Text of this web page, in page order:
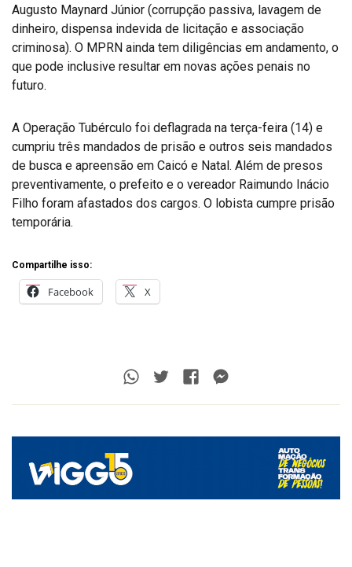
Augusto Maynard Júnior (corrupção passiva, lavagem de
dinheiro, dispensa indevida de licitação e associação
criminosa). O MPRN ainda tem diligências em andamento, o
que pode inclusive resultar em novas ações penais no
futuro.
A Operação Tubérculo foi deflagrada na terça-feira (14) e
cumpriu três mandados de prisão e outros seis mandados
de busca e apreensão em Caicó e Natal. Além de presos
preventivamente, o prefeito e o vereador Raimundo Inácio
Filho foram afastados dos cargos. O lobista cumpre prisão
temporária.
Compartilhe isso:
Facebook X
Whatsapp
TwitterFacebook